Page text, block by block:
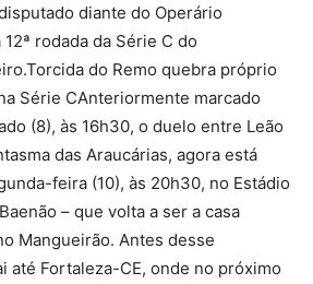
diante do Operário
rodada da Série C do
do Remo quebra próprio
Série CAnteriormente marcado
(8), às 16h30, o duelo entre Leão
das Araucárias, agora está
feira (10), às 20h30, no Estádio
– que volta a ser a casa
Mangueirão. Antes desse
até Fortaleza-CE, onde no próximo